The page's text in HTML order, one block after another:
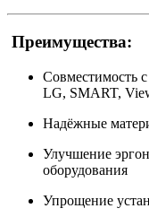
Преимущества:
Совместимость
LG, SMART,
Надёжные
Улучшение
оборудования
Упрощение